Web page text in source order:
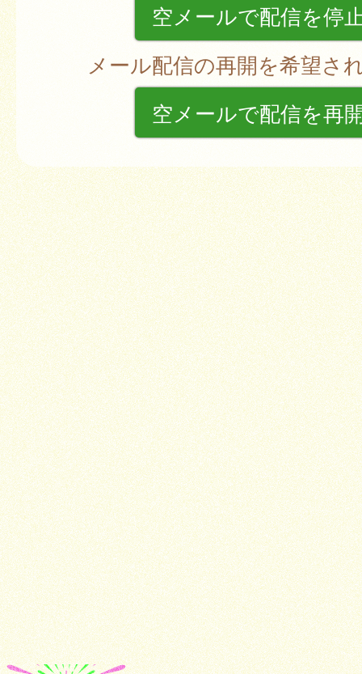
空メールで配信を停
メール配信の再開を希望さ
空メールで配信を再